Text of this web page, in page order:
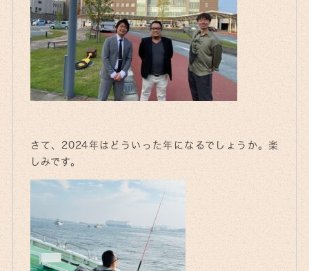
さて、2024年はどういった年になるでしょうか。楽
しみです。